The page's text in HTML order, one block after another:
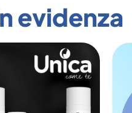
evidenza